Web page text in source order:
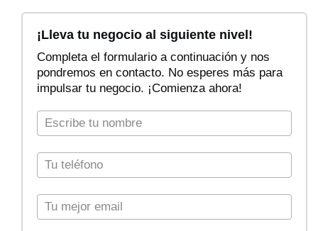
F
¡Lleva tu negocio al siguiente nivel!
Completa el formulario a continuación y nos
pondremos en contacto. No esperes más para
impulsar tu negocio. ¡Comienza ahora!